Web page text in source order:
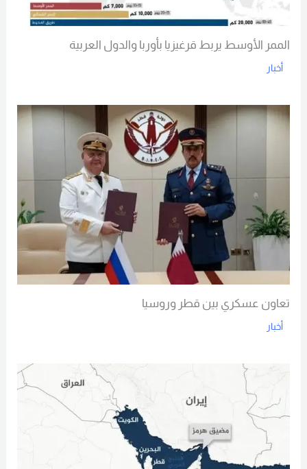
الممر الأوسط يربط قرغيزيا بأوربا والدول العربية
أخبار
تعاون عسكري بين قطر وروسيا
أخبار